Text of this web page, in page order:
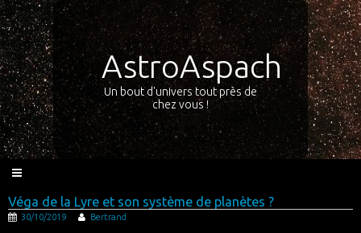
AstroAspach
Un bout d'univers tout près de
chez vous !
Véga de la Lyre et son système de planètes ?
30/10/2019 Bertrand